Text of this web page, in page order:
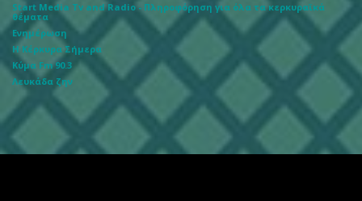
Start Media Tv and Radio - Πληροφόρηση για όλα τα κερκυραϊκά
θέματα
Ενημέρωση
Η Κέρκυρα Σήμερα
Κύμα Fm 90.3
Λευκάδα ζην